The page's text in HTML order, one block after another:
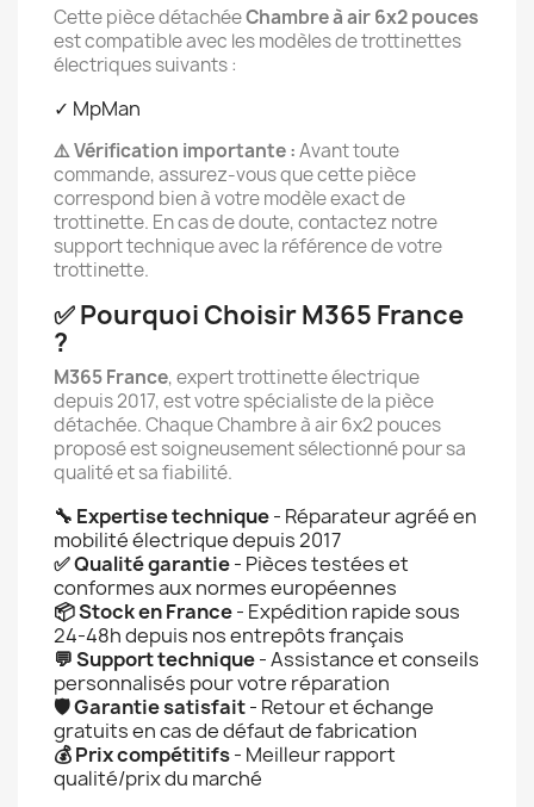
Cette pièce détachéeChambre à air 6x2 pouces
est compatible avec les modèles de trottinettes
électriques suivants :
✓ MpMan
⚠️ Vérification importante :Avant toute
commande, assurez-vous que cette pièce
correspond bien à votre modèle exact de
trottinette. En cas de doute, contactez notre
support technique avec la référence de votre
trottinette.
✅ Pourquoi Choisir M365 France
?
M365 France, expert trottinette électrique
depuis 2017, est votre spécialiste de la pièce
détachée. Chaque Chambre à air 6x2 pouces
proposé est soigneusement sélectionné pour sa
qualité et sa fiabilité.
🔧 Expertise technique- Réparateur agréé en
mobilité électrique depuis 2017
✅ Qualité garantie- Pièces testées et
conformes aux normes européennes
📦 Stock en France- Expédition rapide sous
24-48h depuis nos entrepôts français
💬 Support technique- Assistance et conseils
personnalisés pour votre réparation
🛡️ Garantie satisfait- Retour et échange
gratuits en cas de défaut de fabrication
💰 Prix compétitifs- Meilleur rapport
qualité/prix du marché